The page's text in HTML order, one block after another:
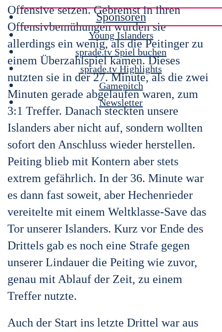
Sponsoren
Young Islanders
sprade.tv Spiel buchen
sprade.tv Highlights
Gamepitch
Newsletter
Offensive setzen. Gebremst in ihren
Offensivbemühungen wurden sie
allerdings ein wenig, als die Peitinger zu
einem Überzahlspiel kamen. Dieses
nutzten sie in der 27. Minute, als die zwei
Minuten gerade abgelaufen waren, zum
3:1 Treffer. Danach steckten unsere
Islanders aber nicht auf, sondern wollten
sofort den Anschluss wieder herstellen.
Peiting blieb mit Kontern aber stets
extrem gefährlich. In der 36. Minute war
es dann fast soweit, aber Hechenrieder
vereitelte mit einem Weltklasse-Save das
Tor unserer Islanders. Kurz vor Ende des
Drittels gab es noch eine Strafe gegen
unserer Lindauer die Peiting wie zuvor,
genau mit Ablauf der Zeit, zu einem
Treffer nutzte.
Auch der Start ins letzte Drittel war aus